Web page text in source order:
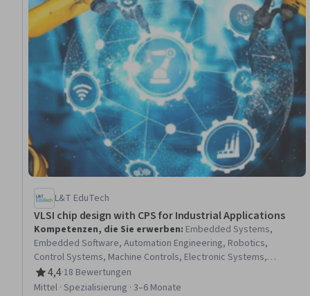
L&T EduTech
VLSI chip design with CPS for Industrial Applications
Kompetenzen, die Sie erwerben: Embedded Systems,
Embedded Software, Automation Engineering, Robotics,
Control Systems, Machine Controls, Electronic Systems,
Industrial Engineering, Internet Of Things, Automation,
Vibrations, Electronic Hardware, C (Programming Language),
4,4
Bewertung, 4,4 von 5 Sternen
·18 Bewertungen
Mittel · Spezialisierung · 3–6 Monate